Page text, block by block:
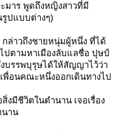
มาร พูดถึงหญิงสาวที่มี
ปแบบต่างๆ)
กล่าวถึงชายหนุ่มผู้หนึ่ง ที่ได้
ปตามหาเมืองลับแลชื่อ ปุษป์
บรรพบุรุษได้ให้สัญญาไว้ว่า
พื่อนคณะหนึ่งออกเดินทางไป
สิ่งมีชีวิตในตำนาน เจอเรื่อง
นาน